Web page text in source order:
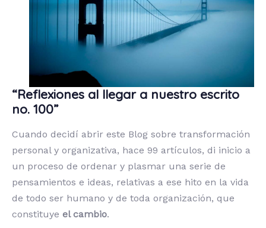
“Reflexiones al llegar a nuestro escrito
no. 100”
Cuando decidí abrir este Blog sobre transformación
personal y organizativa, hace 99 artículos, di inicio a
un proceso de ordenar y plasmar una serie de
pensamientos e ideas, relativas a ese hito en la vida
de todo ser humano y de toda organización, que
constituye el cambio.